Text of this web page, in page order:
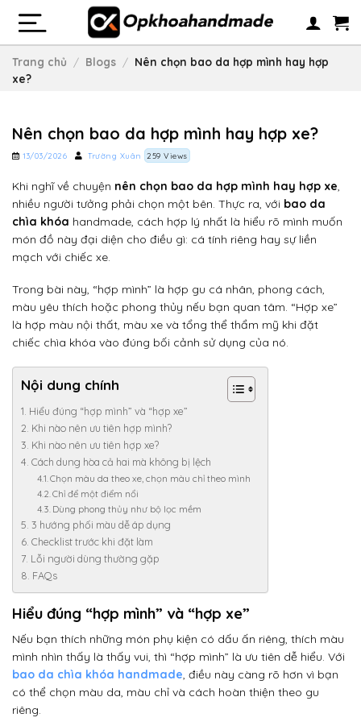
content
Trang chủ / Blogs / Nên chọn bao da hợp mình hay hợp
xe?
Nên chọn bao da hợp mình hay hợp xe?
13/03/2026 Trường Xuân 259 Views
Khi nghĩ về chuyện nên chọn bao da hợp mình hay hợp xe,
nhiều người tưởng phải chọn một bên. Thực ra, với bao da
chìa khóa handmade, cách hợp lý nhất là hiểu rõ mình muốn
món đồ này đại diện cho điều gì: cá tính riêng hay sự liền
mạch với chiếc xe.
Trong bài này, “hợp mình” là hợp gu cá nhân, phong cách,
màu yêu thích hoặc phong thủy nếu bạn quan tâm. “Hợp xe”
là hợp màu nội thất, màu xe và tổng thể thẩm mỹ khi đặt
chiếc chìa khóa vào đúng bối cảnh sử dụng của nó.
Nội dung chính
Hiểu đúng “hợp mình” và “hợp xe”
Khi nào nên ưu tiên hợp mình?
Khi nào nên ưu tiên hợp xe?
Cách dung hòa cả hai mà không bị lệch
Chọn màu da theo xe, chọn màu chỉ theo mình
Chỉ để một điểm nổi
Dùng phong thủy như bộ lọc mềm
3 hướng phối màu dễ áp dụng
Checklist trước khi đặt làm
Lỗi người dùng thường gặp
FAQs
Hiểu đúng “hợp mình” và “hợp xe”
Nếu bạn thích những món phụ kiện có dấu ấn riêng, thích màu
mình nhìn thấy là thấy vui, thì “hợp mình” là ưu tiên dễ hiểu. Với
bao da chìa khóa handmade, điều này càng rõ hơn vì bạn
có thể chọn màu da, màu chỉ và cách hoàn thiện theo gu
riêng.